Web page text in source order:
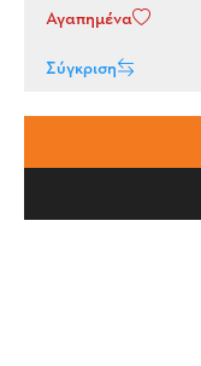
Αγαπημένα
Σύγκριση